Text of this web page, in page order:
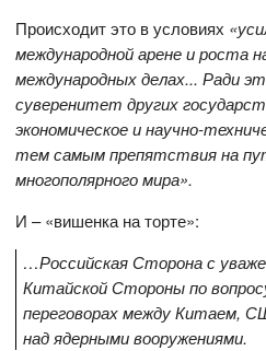
Происходит это в условиях
международной арене и роста
международных делах... Ради
суверенитет других
экономическое и научно-
тем самым препятствия на
многополярного мира».
И – «вишенка на торте»:
…Российская Сторона с
Китайской Стороны по
переговорах между Китаем,
над ядерными вооружениями.